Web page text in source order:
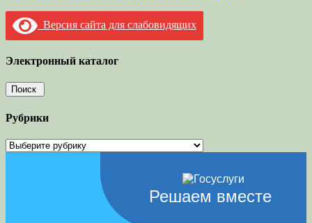
Версия сайта для слабовидящих
Электронный каталог
Рубрики
Рубрики
Решаем вместе